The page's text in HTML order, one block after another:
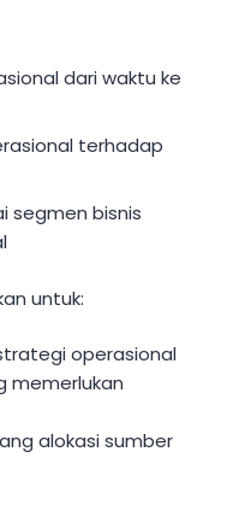
dari waktu ke
terhadap
segmen bisnis
untuk:
operasional
memerlukan
alokasi sumber